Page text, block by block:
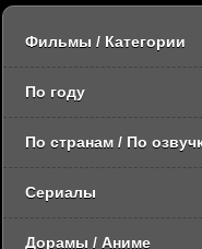
Фильмы / Категории
По году
По странам / По
Сериалы
Дорамы / Аниме